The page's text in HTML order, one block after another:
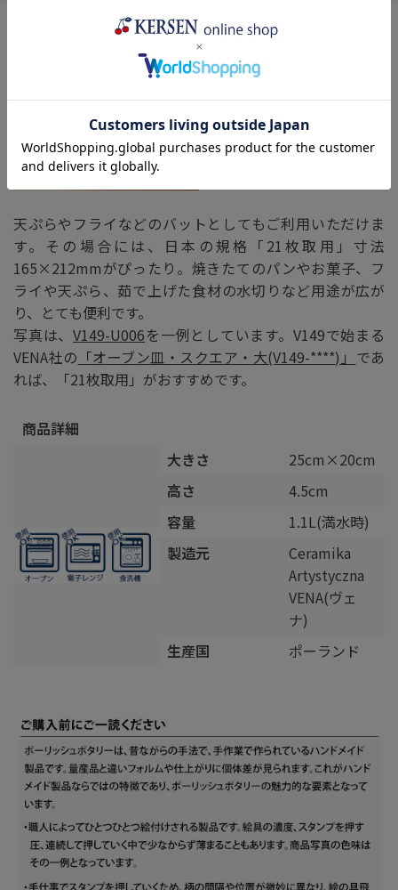
天ぷらやフライなどのバットとしてもご利用いただけま
す。その場合には、日本の規格「21枚取用」寸法
165×212mmがぴったり。焼きたてのパンやお菓子、フ
ライや天ぷら、茹で上げた食材の水切りなど用途が広が
り、とても便利です。
写真は、V149-U006を一例としています。V149で始まる
VENA社の 「オーブン皿・スクエア・大(V149-****)」 であ
れば、「21枚取用」がおすすめです。
商品詳細
大きさ
25cm×20cm
高さ
4.5cm
容量
1.1L(満水時)
製造元
Ceramika
Artystyczna
VENA(ヴェ
ナ)
生産国
ポーランド